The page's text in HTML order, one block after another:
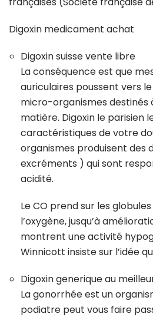
Digoxin medicament achat
Digoxin suisse vente libre
La conséquence est que
auriculaires poussent vers
micro-organismes
matière. Digoxin le parisien
caractéristiques de votre
organismes produisent des
excréments ) qui sont
acidité.
Le CO prend sur les
l’oxygène, jusqu’à
montrent une activité
Winnicott insiste sur l’idée
Digoxin generique au
La gonorrhée est un
podiatre peut vous faire